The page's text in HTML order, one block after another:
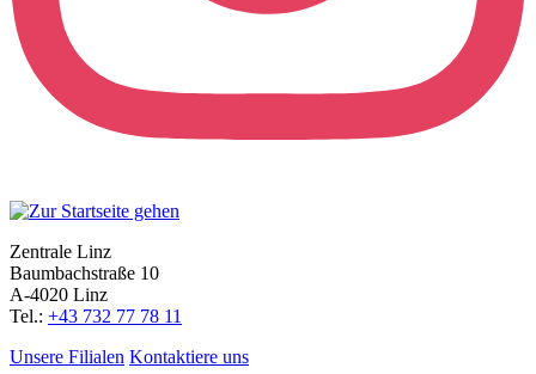
Zentrale Linz
Baumbachstraße 10
A-4020 Linz
Tel.: +43 732 77 78 11
Unsere Filialen Kontaktiere uns